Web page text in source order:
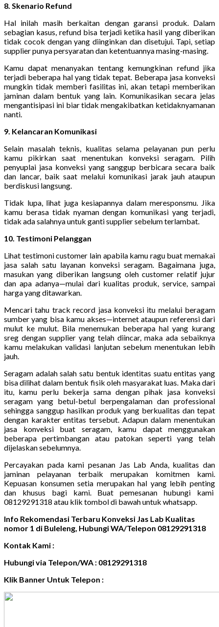
8. Skenario Refund
Hal inilah masih berkaitan dengan garansi produk. Dalam
sebagian kasus, refund bisa terjadi ketika hasil yang diberikan
tidak cocok dengan yang diinginkan dan disetujui. Tapi, setiap
supplier punya persyaratan dan ketentuannya masing-masing.
Kamu dapat menanyakan tentang kemungkinan refund jika
terjadi beberapa hal yang tidak tepat. Beberapa jasa konveksi
mungkin tidak memberi fasilitas ini, akan tetapi memberikan
jaminan dalam bentuk yang lain. Komunikasikan secara jelas
mengantisipasi ini biar tidak mengakibatkan ketidaknyamanan
nanti.
9. Kelancaran Komunikasi
Selain masalah teknis, kualitas selama pelayanan pun perlu
kamu pikirkan saat menentukan konveksi seragam. Pilih
penyuplai jasa konveksi yang sanggup berbicara secara baik
dan lancar, baik saat melalui komunikasi jarak jauh ataupun
berdiskusi langsung.
Tidak lupa, lihat juga kesiapannya dalam meresponsmu. Jika
kamu berasa tidak nyaman dengan komunikasi yang terjadi,
tidak ada salahnya untuk ganti supplier sebelum terlambat.
10. Testimoni Pelanggan
Lihat testimoni customer lain apabila kamu ragu buat memakai
jasa salah satu layanan konveksi seragam. Bagaimana juga,
masukan yang diberikan langsung oleh customer relatif jujur
dan apa adanya—mulai dari kualitas produk, service, sampai
harga yang ditawarkan.
Mencari tahu track record jasa konveksi itu melalui beragam
sumber yang bisa kamu akses—internet ataupun referensi dari
mulut ke mulut. Bila menemukan beberapa hal yang kurang
sreg dengan supplier yang telah diincar, maka ada sebaiknya
kamu melakukan validasi lanjutan sebelum menentukan lebih
jauh.
Seragam adalah salah satu bentuk identitas suatu entitas yang
bisa dilihat dalam bentuk fisik oleh masyarakat luas. Maka dari
itu, kamu perlu bekerja sama dengan pihak jasa konveksi
seragam yang betul-betul berpengalaman dan professional
sehingga sanggup hasilkan produk yang berkualitas dan tepat
dengan karakter entitas tersebut. Adapun dalam menentukan
jasa konveksi buat seragam, kamu dapat menggunakan
beberapa pertimbangan atau patokan seperti yang telah
dijelaskan sebelumnya.
Percayakan pada kami pesanan Jas Lab Anda, kualitas dan
jaminan pelayanan terbaik merupakan komitmen kami.
Kepuasan konsumen setia merupakan hal yang lebih penting
dan khusus bagi kami. Buat pemesanan hubungi kami
08129291318 atau klik tombol di bawah untuk whatsapp.
Info Rekomendasi Terbaru Konveksi Jas Lab Kualitas
nomor 1 di Buleleng, Hubungi WA/Telepon 08129291318
Kontak Kami :
Hubungi via Telepon/WA : 08129291318
Klik Banner Untuk Telepon :